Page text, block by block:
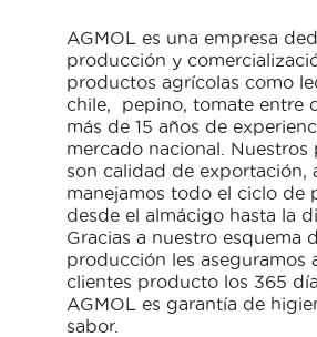
AGMOL es una empresa
producción y
productos agrícolas como
chile, pepino, tomate entre
más de 15 años de
mercado nacional. Nuestros
son calidad de exportación,
manejamos todo el ciclo de
desde el almácigo hasta la
Gracias a nuestro esquema
producción les aseguramos
clientes producto los 365
AGMOL es garantía de
sabor.